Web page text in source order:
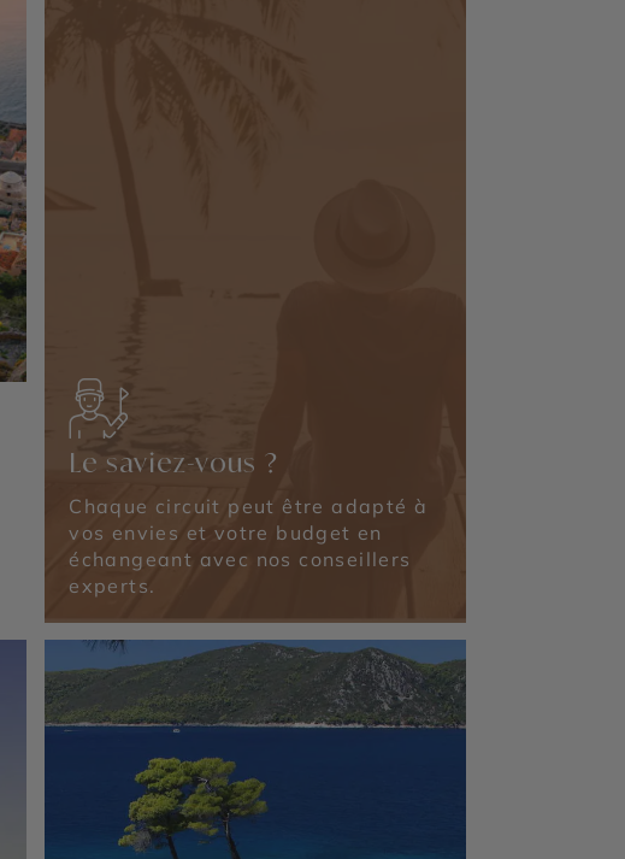
Le saviez-vous ?
Chaque circuit peut être adapté à
vos envies et votre budget en
échangeant avec nos conseillers
experts.